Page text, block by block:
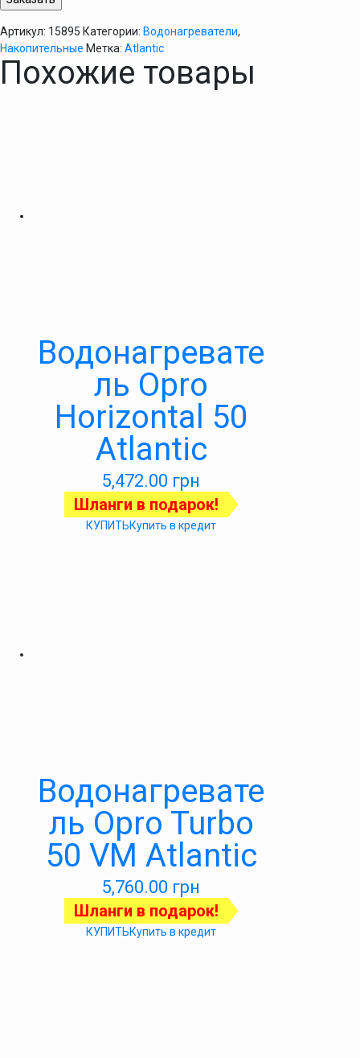
Артикул: 15895 Категории: Водонагреватели,
Накопительные Метка: Atlantic
Похожие товары
Водонагревате
ль Opro
Horizontal 50
Atlantic
5,472.00 грн
Шланги в подарок!
КУПИТЬКупить в кредит
Водонагревате
ль Opro Turbo
50 VM Atlantic
5,760.00 грн
Шланги в подарок!
КУПИТЬКупить в кредит